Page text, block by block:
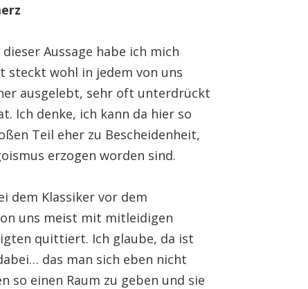
Aussage habe ich mich
steckt wohl in jedem von uns
ausgelebt, sehr oft unterdrückt
Ich denke, ich kann da hier so
Teil eher zu Bescheidenheit,
erzogen worden sind.
dem Klassiker vor dem
uns meist mit mitleidigen
quittiert. Ich glaube, da ist
das man sich eben nicht
so einen Raum zu geben und sie